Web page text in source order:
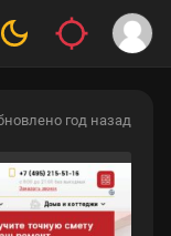
год назад